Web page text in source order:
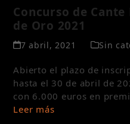
Concurso de
de Oro 2021
7 abril, 2021 Sin
Abierto el plazo de
hasta el 30 de abril de
con 6.000 euros en
Leer más